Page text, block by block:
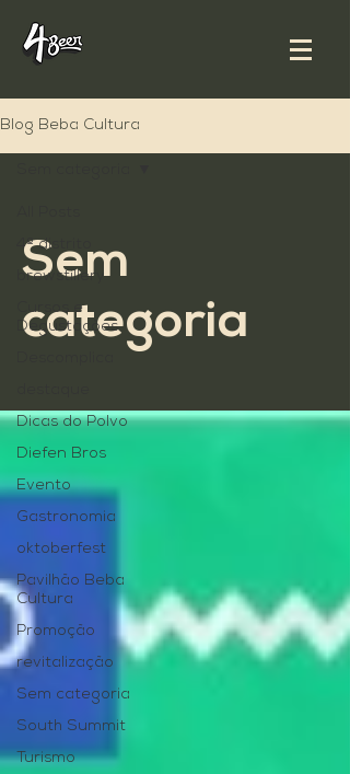
Blog Beba Cultura
4º distrito
brewstillery
Cursos e
Degustações
Dicas do Polvo
Diefen Bros
Evento
Gastronomia
oktoberfest
Pavilhão Beba
Cultura
Promoção
revitalização
Sem categoria
South Summit
Turismo
Sem
categoria